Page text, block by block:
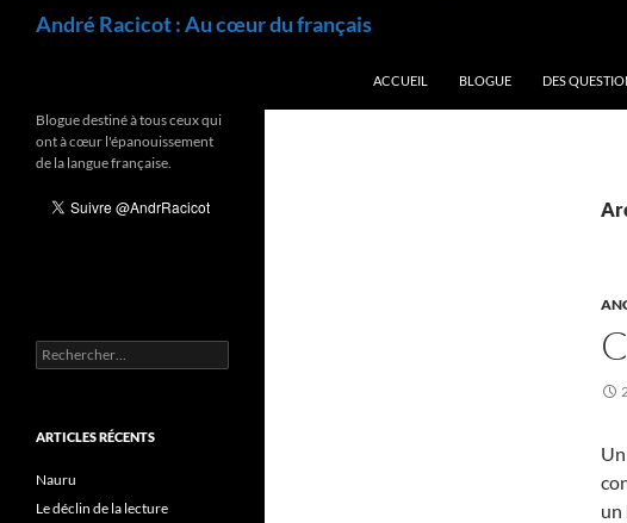
André Racicot : Au cœur du français
ACCUEIL
BLOGUE DES
Un
un
Blogue destiné à tous ceux qui
ont à cœur l'épanouissement
de la langue française.
Rechercher :
ARTICLES RÉCENTS
Nauru
Le déclin de la lecture